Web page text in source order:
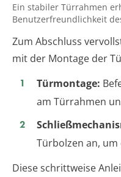
Ein stabiler Türrahmen
Benutzerfreundlichkeit
Zum Abschluss
mit der Montage der
Türmontage:
am Türrahmen
Türbolzen an,
Diese schrittweise